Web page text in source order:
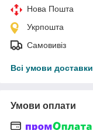
Нова Пошта
Укрпошта
Самовивіз
Всі умови доставки
Умови оплати